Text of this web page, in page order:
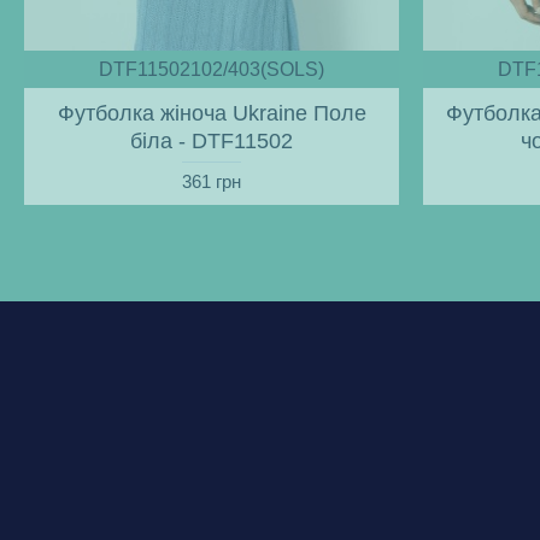
DTF11502102/403(SOLS)
Футболка жіноча Ukraine Поле
біла - DTF11502
361 грн